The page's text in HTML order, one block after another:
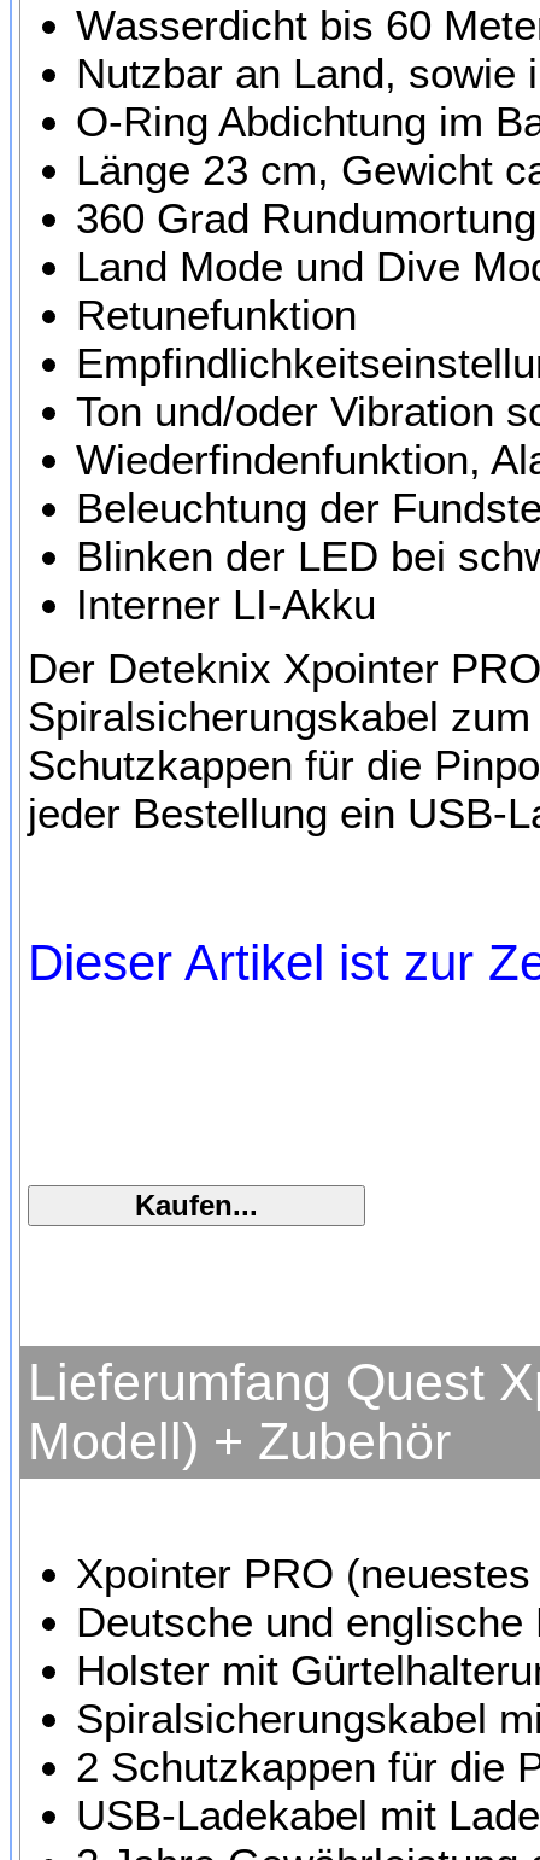
Wasserdicht bis 60
Nutzbar an Land, sowie
O-Ring Abdichtung im
Länge 23 cm, Gewicht
360 Grad
Land Mode und Dive
Retunefunktion
Ton und/oder Vibration
Wiederfindenfunktion,
Beleuchtung der
Blinken der LED bei
Interner LI-Akku
Der Deteknix Xpointer
Spiralsicherungskabel
Schutzkappen für die
jeder Bestellung ein USB-
Dieser Artikel ist zur
Lieferumfang Quest
Modell) + Zubehör
Xpointer PRO
Deutsche und
Holster mit
Spiralsicherungskabel
2 Schutzkappen für die
USB-Ladekabel mit